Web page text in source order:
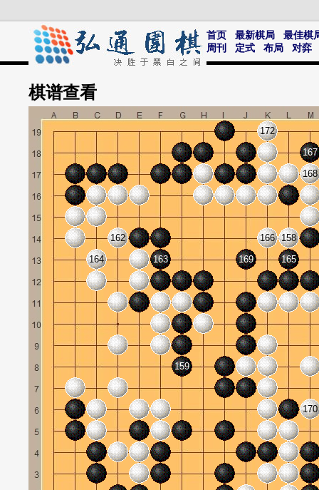
首页 最新棋局
最佳棋
周刊
定式 布局 对弈
棋谱查看
158
159
162
163
164 165
166
167
168
169
170
172